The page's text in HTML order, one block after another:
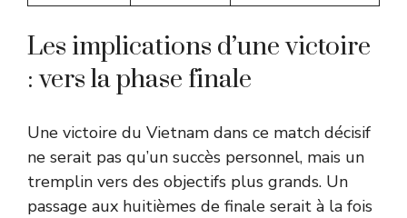
Les implications d’une victoire
: vers la phase finale
Une victoire du Vietnam dans ce match décisif
ne serait pas qu’un succès personnel, mais un
tremplin vers des objectifs plus grands. Un
passage aux huitièmes de finale serait à la fois